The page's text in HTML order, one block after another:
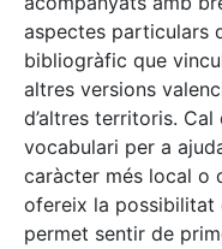
aspectes particulars
bibliogràfic que
altres versions
d’altres territoris. Cal
vocabulari per a
caràcter més local o
ofereix la possibilitat
permet sentir de